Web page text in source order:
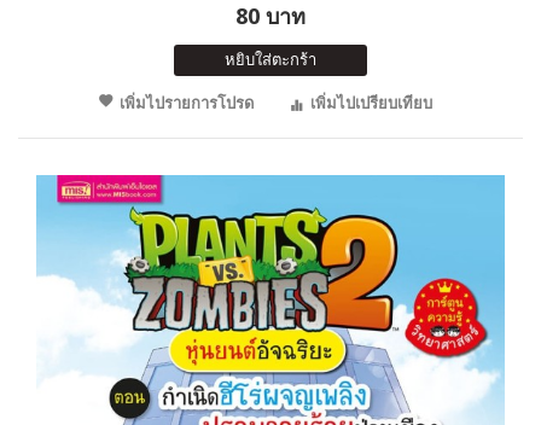
80 บาท
หยิบใส่ตะกร้า
เพิ่มไปรายการโปรด
เพิ่มไปเปรียบเทียบ